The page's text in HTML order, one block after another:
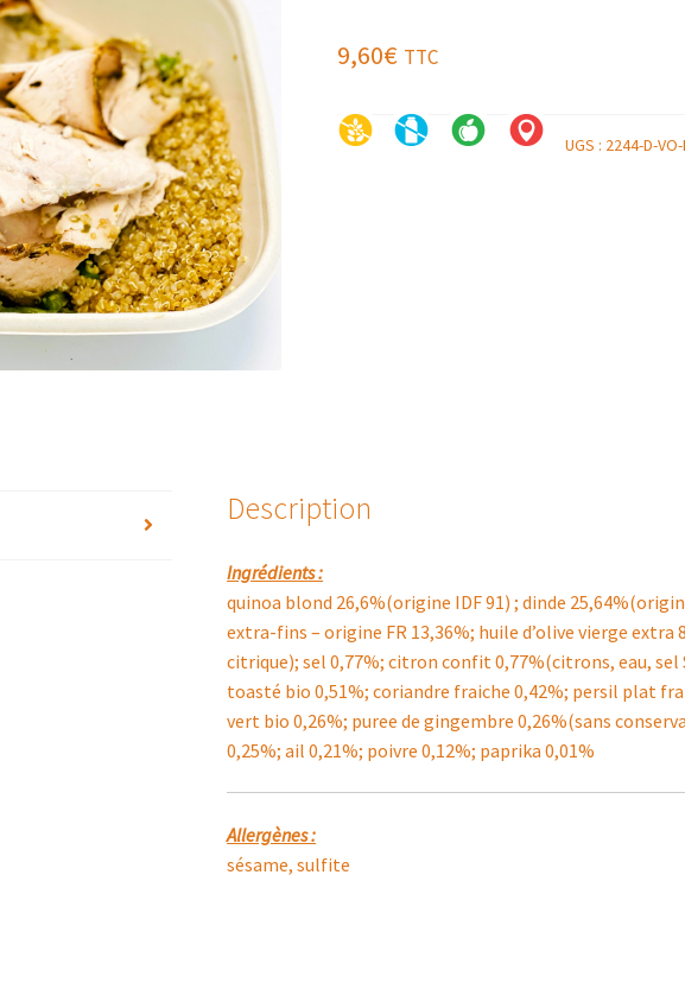
9,60€ TTC
UGS : 2244-D-
Description
Ingrédients :
quinoa blond 26,6%(origine IDF 91) ; dinde
extra-fins – origine FR 13,36%; huile d’olive vierge extra
citrique); sel 0,77%; citron confit 0,77%(citrons, eau, sel
toasté bio 0,51%; coriandre fraiche 0,42%; persil plat
vert bio 0,26%; puree de gingembre 0,26%(sans
0,25%; ail 0,21%; poivre 0,12%; paprika 0,01%
Allergènes :
sésame, sulfite